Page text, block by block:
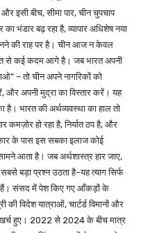
इसी बीच, सीमा पार, चीन चुपचाप
भंडार बढ़ रहा है, व्यापार अधिशेष नया
की राह पर है। चीन आज न केवल
से कई कदम आगे है। जब भारत अपनी
– तो चीन अपने नागरिकों को
और अपनी मुद्रा का विस्तार करें। यह
है। भारत की अर्थव्यवस्था का हाल तो
कमज़ोर हो रहा है, निर्यात ठप है, और
के पास इस सबका इलाज कोई
आता है। जब अर्थशास्त्र हार जाए,
बड़ा प्रश्न उठता है–यह त्याग सिर्फ
हैं। संसद में पेश किए गए आँकड़ों के
विदेश यात्राओं, चार्टर्ड विमानों और
खर्च हुए। 2022 से 2024 के बीच मात्र